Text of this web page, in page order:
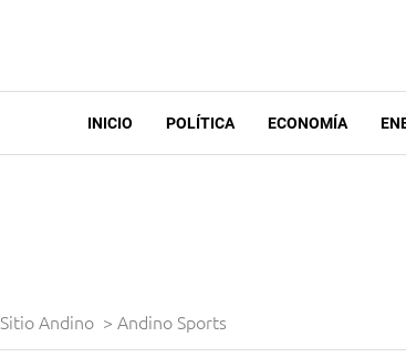
INICIO POLÍTICA ECONOMÍA
Sitio Andino > Andino Sports